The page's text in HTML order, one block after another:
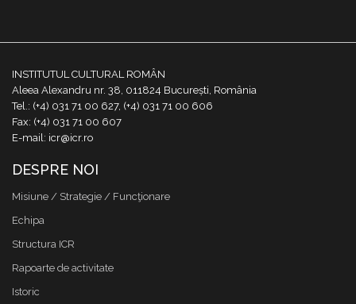
INSTITUTUL CULTURAL ROMÂN
Aleea Alexandru nr. 38, 011824 București, România
Tel.: (+4) 031 71 00 627, (+4) 031 71 00 606
Fax: (+4) 031 71 00 607
E-mail: icr@icr.ro
DESPRE NOI
Misiune / Strategie / Funcţionare
Echipa
Structura ICR
Rapoarte de activitate
Istoric